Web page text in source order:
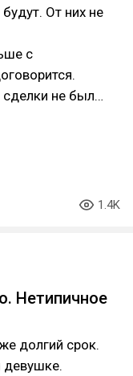
От них не
с
сделки не был…
1.4K
Нетипичное
долгий срок.
девушке.